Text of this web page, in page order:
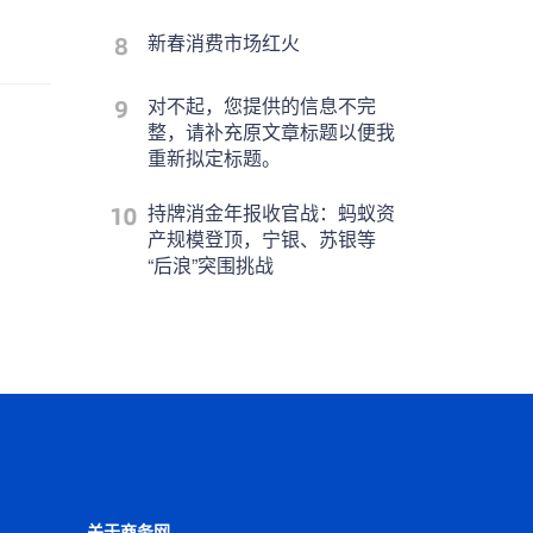
新春消费市场红火
对不起，您提供的信息不完
整，请补充原文章标题以便我
重新拟定标题。
持牌消金年报收官战：蚂蚁资
产规模登顶，宁银、苏银等
“后浪”突围挑战